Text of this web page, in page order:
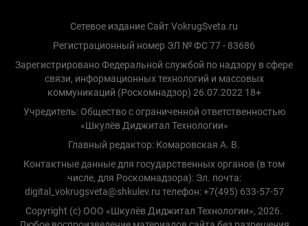
Сетевое издание Сайт VokrugSveta.ru
Регистрационный номер ЭЛ № ФС 77 - 83686
Зарегистрировано Федеральной службой по надзору в сфере
связи, информационных технологий и массовых
коммуникаций (Роскомнадзор) 26.07.2022 18+
Учредитель: Общество с ограниченной ответственностью
«Шкулёв Диджитал Технологии»
Главный редактор: Комаровская А. В.
Контактные данные для государственных органов (в том
числе, для Роскомнадзора): Эл. почта:
digital_vokrugsveta@shkulev.ru телефон: +7(495) 633-57-57
Copyright (с) ООО «Шкулёв Диджитал Технологии», 2026.